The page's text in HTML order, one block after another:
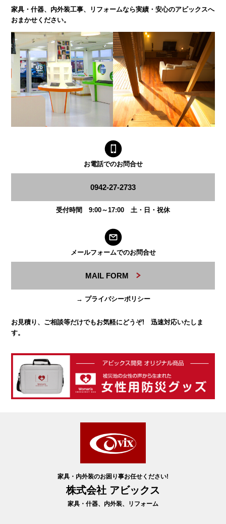
家具・什器、内外装工事、リフォームなら実績・安心のアビックスへ
おまかせください。
お電話でのお問合せ
0942-27-2733
受付時間 9:00～17:00 土・日・祝休
メールフォームでのお問合せ
MAIL FORM
→ プライバシーポリシー
お見積り、ご相談等だけでもお気軽にどうぞ! 迅速対応いたしま
す。
家具・内外装のお困り事お任せください!
株式会社 アビックス
家具・什器、内外装、リフォーム